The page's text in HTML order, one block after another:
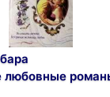
любовные